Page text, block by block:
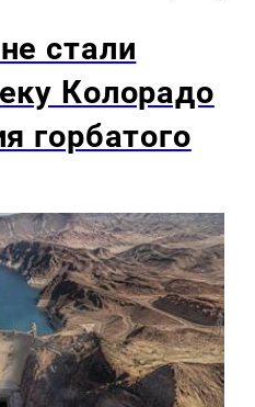
стали
Колорадо
горбатого